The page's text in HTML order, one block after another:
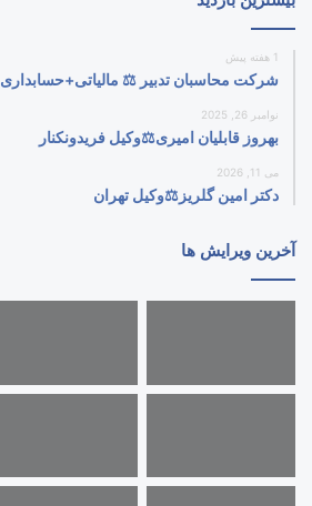
1 هفته پیش
شرکت محاسبان تدبیر ⚖️ مالیاتی+حسابداری
نوامبر 26, 2025
بهروز قابلیان امیری⚖️وکیل فریدونکنار
می 11, 2026
دکتر امین گلریز⚖️وکیل تهران
آخرین ویرایش ها